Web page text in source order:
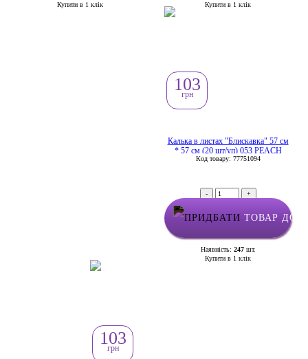
Купити в 1 клік
Купити в 1 клік
Калька в листах "Блискавка" 57 см
* 57 см (20 шт/уп) 053 PEACH
Код товару: 77751094
103
грн
- +
ТОВАР
Наявність: 247шт.
Купити в 1 клік
103
грн